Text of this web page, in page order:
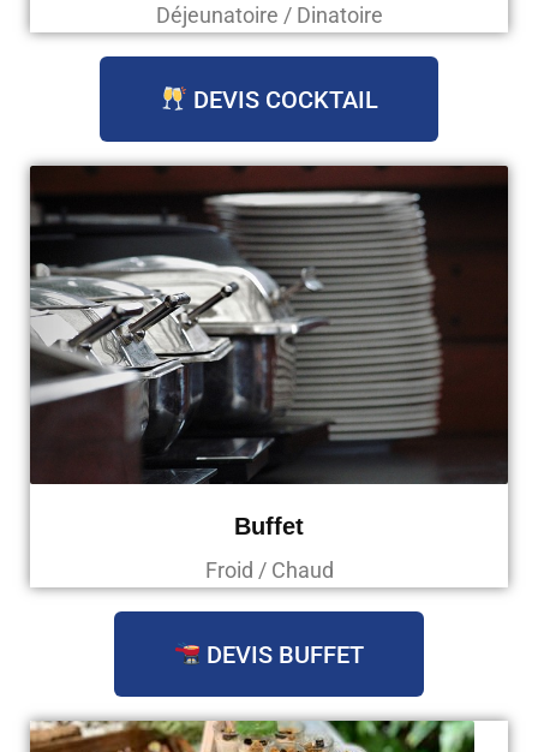
Déjeunatoire / Dinatoire
DEVIS COCKTAIL
Buffet
Froid / Chaud
DEVIS BUFFET